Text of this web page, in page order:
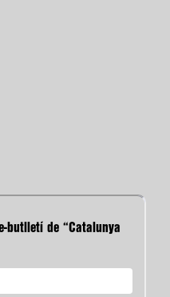
butlletí de “Catalunya